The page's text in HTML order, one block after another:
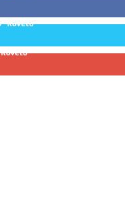
Követő
Követő